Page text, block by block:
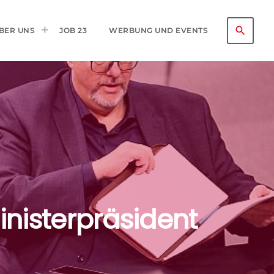
UNS JOB 23 WERBUNG UND EVENTS search